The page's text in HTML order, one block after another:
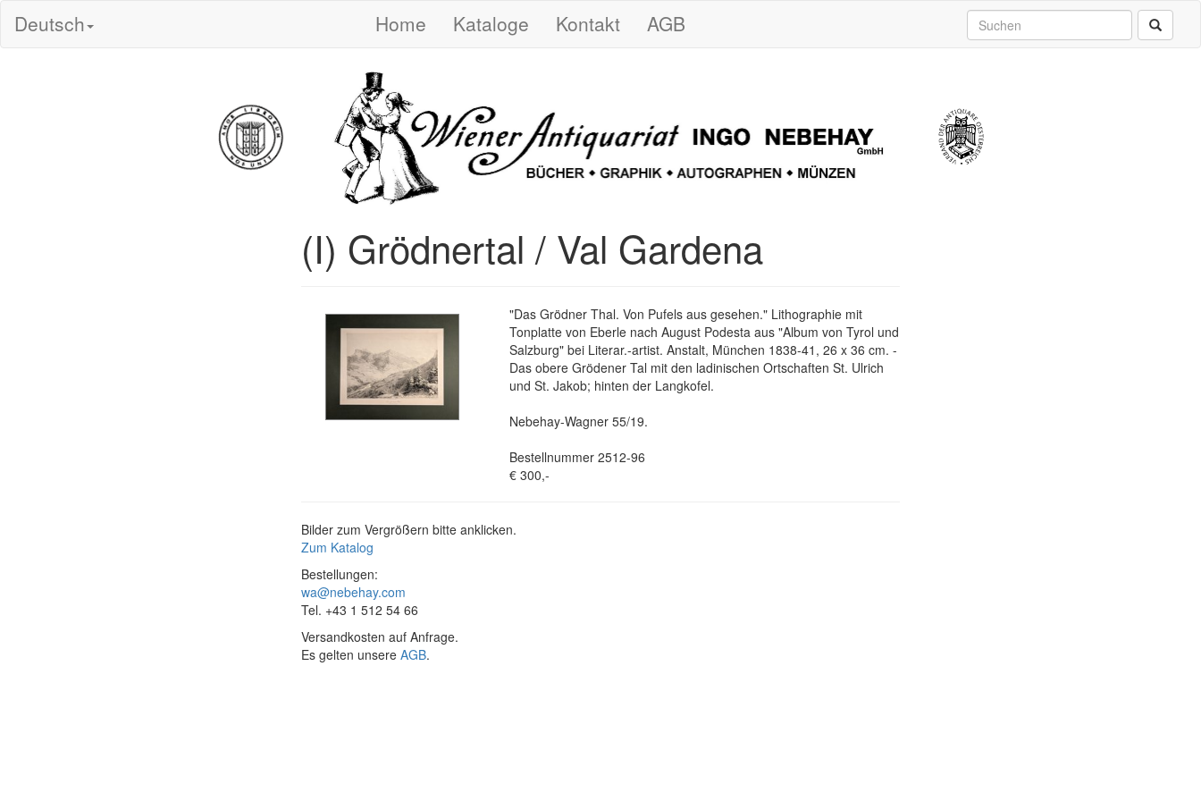
Deutsch Home Kataloge Kontakt AGB
(I) Grödnertal / Val Gardena
"Das Grödner Thal. Von Pufels aus gesehen." Lithographie mit
Tonplatte von Eberle nach August Podesta aus "Album von Tyrol und
Salzburg" bei Literar.-artist. Anstalt, München 1838-41, 26 x 36 cm. -
Das obere Grödener Tal mit den ladinischen Ortschaften St. Ulrich
und St. Jakob; hinten der Langkofel.
Nebehay-Wagner 55/19.
Bestellnummer 2512-96
€ 300,-
Bilder zum Vergrößern bitte anklicken.
Zum Katalog
Bestellungen:
wa@nebehay.com
Tel. +43 1 512 54 66
Versandkosten auf Anfrage.
Es gelten unsere AGB.